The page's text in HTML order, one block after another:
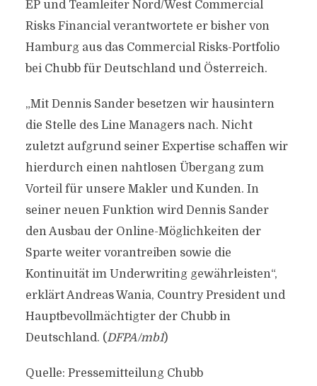
EP und Teamleiter Nord/West Commercial
Risks Financial verantwortete er bisher von
Hamburg aus das Commercial Risks-Portfolio
bei Chubb für Deutschland und Österreich.
„Mit Dennis Sander besetzen wir hausintern
die Stelle des Line Managers nach. Nicht
zuletzt aufgrund seiner Expertise schaffen wir
hierdurch einen nahtlosen Übergang zum
Vorteil für unsere Makler und Kunden. In
seiner neuen Funktion wird Dennis Sander
den Ausbau der Online-Möglichkeiten der
Sparte weiter vorantreiben sowie die
Kontinuität im Underwriting gewährleisten“,
erklärt Andreas Wania, Country President und
Hauptbevollmächtigter der Chubb in
Deutschland. (DFPA/mb1)
Quelle: Pressemitteilung Chubb